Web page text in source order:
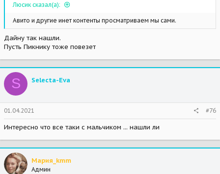
Люсик сказал(а):
Авито и другие инет контенты просматриваем мы сами.
Дайну так нашли.
Пусть Пикнику тоже повезет
S Selecta-Eva
01.04.2021 #76
Интересно что все таки с мальчиком ... нашли ли
Мария_kmm
Админ